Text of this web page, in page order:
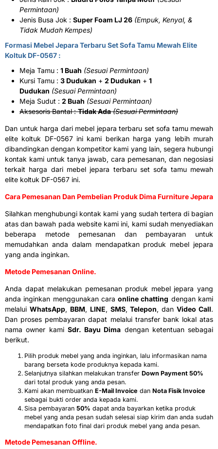
Permintaan)
Jenis Busa Jok : Super Foam LJ 26 (Empuk, Kenyal, &
Tidak Mudah Kempes)
Formasi Mebel Jepara Terbaru Set Sofa Tamu Mewah Elite
Koltuk DF-0567 :
Meja Tamu : 1 Buah (Sesuai Permintaan)
Kursi Tamu : 3 Dudukan + 2 Dudukan + 1
Dudukan (Sesuai Permintaan)
Meja Sudut : 2 Buah (Sesuai Permintaan)
Aksesoris Bantal :Tidak Ada (Sesuai Permintaan)
Dan untuk harga dari mebel jepara terbaru set sofa tamu mewah
elite koltuk DF-0567 ini kami berikan harga yang lebih murah
dibandingkan dengan kompetitor kami yang lain, segera hubungi
kontak kami untuk tanya jawab, cara pemesanan, dan negosiasi
terkait harga dari mebel jepara terbaru set sofa tamu mewah
elite koltuk DF-0567 ini.
Cara Pemesanan Dan Pembelian Produk Dima Furniture Jepara
Silahkan menghubungi kontak kami yang sudah tertera di bagian
atas dan bawah pada website kami ini, kami sudah menyediakan
beberapa metode pemesanan dan pembayaran untuk
memudahkan anda dalam mendapatkan produk mebel jepara
yang anda inginkan.
Metode Pemesanan Online.
Anda dapat melakukan pemesanan produk mebel jepara yang
anda inginkan menggunakan caraonline chatting dengan kami
melalui WhatsApp, BBM, LINE, SMS,Telepon, danVideo Call.
Dan proses pembayaran dapat melalui transfer bank lokal atas
nama owner kami Sdr. Bayu Dima dengan ketentuan sebagai
berikut.
Pilih produk mebel yang anda inginkan, lalu informasikan nama
barang berseta kode produknya kepada kami.
Selanjutnya silahkan melakukan transfer Down Payment 50%
dari total produk yang anda pesan.
Kami akan membuatkan E-Mail Invoice dan Nota Fisik Invoice
sebagai bukti order anda kepada kami.
Sisa pembayaran 50% dapat anda bayarkan ketika produk
mebel yang anda pesan sudah selesai siap kirim dan anda sudah
mendapatkan foto final dari produk mebel yang anda pesan.
Metode Pemesanan Offline.